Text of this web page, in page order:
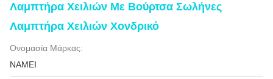
Λαμπτήρα Χειλιών Με Βούρτσα Σωλήνες
Λαμπτήρα Χειλιών Χονδρικό
Ονομασία Μάρκας:
NAMEI